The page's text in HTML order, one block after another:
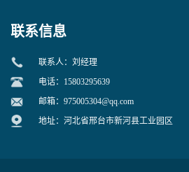
联系信息
联系人：刘经理
电话：15803295639
邮箱： 975005304@qq.com
地址：河北省邢台市新河县工业园区